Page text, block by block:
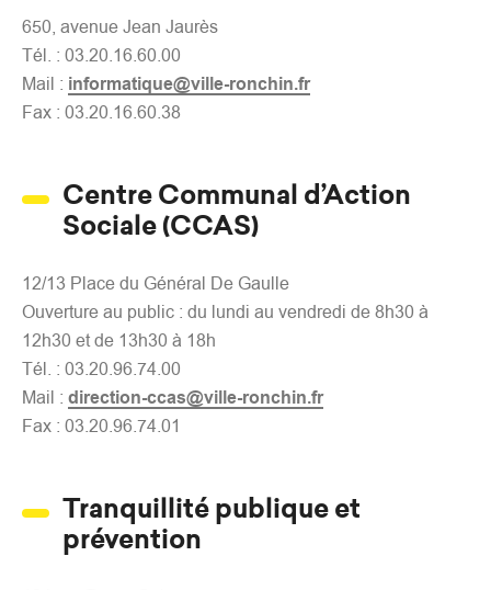
650, avenue Jean Jaurès
Tél. : 03.20.16.60.00
Mail : informatique@ville-ronchin.fr
Fax : 03.20.16.60.38
Centre Communal d’Action
Sociale (CCAS)
12/13 Place du Général De Gaulle
Ouverture au public : du lundi au vendredi de 8h30 à
12h30 et de 13h30 à 18h
Tél. : 03.20.96.74.00
Mail : direction-ccas@ville-ronchin.fr
Fax : 03.20.96.74.01
Tranquillité publique et
prévention